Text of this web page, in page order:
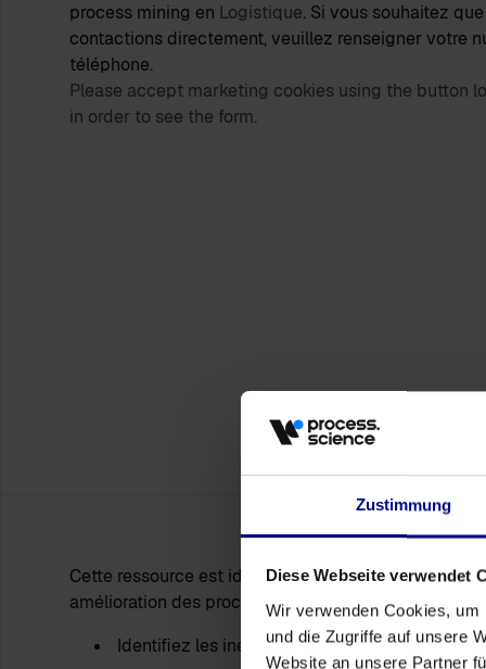
Zustimmung
Diese Webseite verwendet
Wir verwenden Cookies,
und die Zugriffe auf unsere
Website an unsere Partner
process mining en Logistique. Si vous souhaitez
contactions directement, veuillez renseigner votre
téléphone.
Please accept marketing cookies using the button
in order to see the form.
Cette ressource est idéale pour les responsables
amélioration des processus et les cadres de la
Identifiez les inefficacités cachées dans les